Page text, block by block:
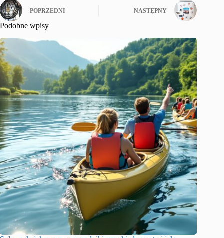
POPRZEDNI NASTĘPNY
Podobne wpisy